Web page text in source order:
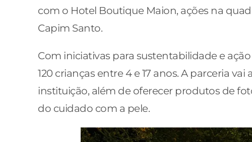
com o Hotel Boutique Maion, ações na
Capim Santo.
Com iniciativas para sustentabilidade e
120 crianças entre 4 e 17 anos. A parceria
instituição, além de oferecer produtos de
do cuidado com a pele.